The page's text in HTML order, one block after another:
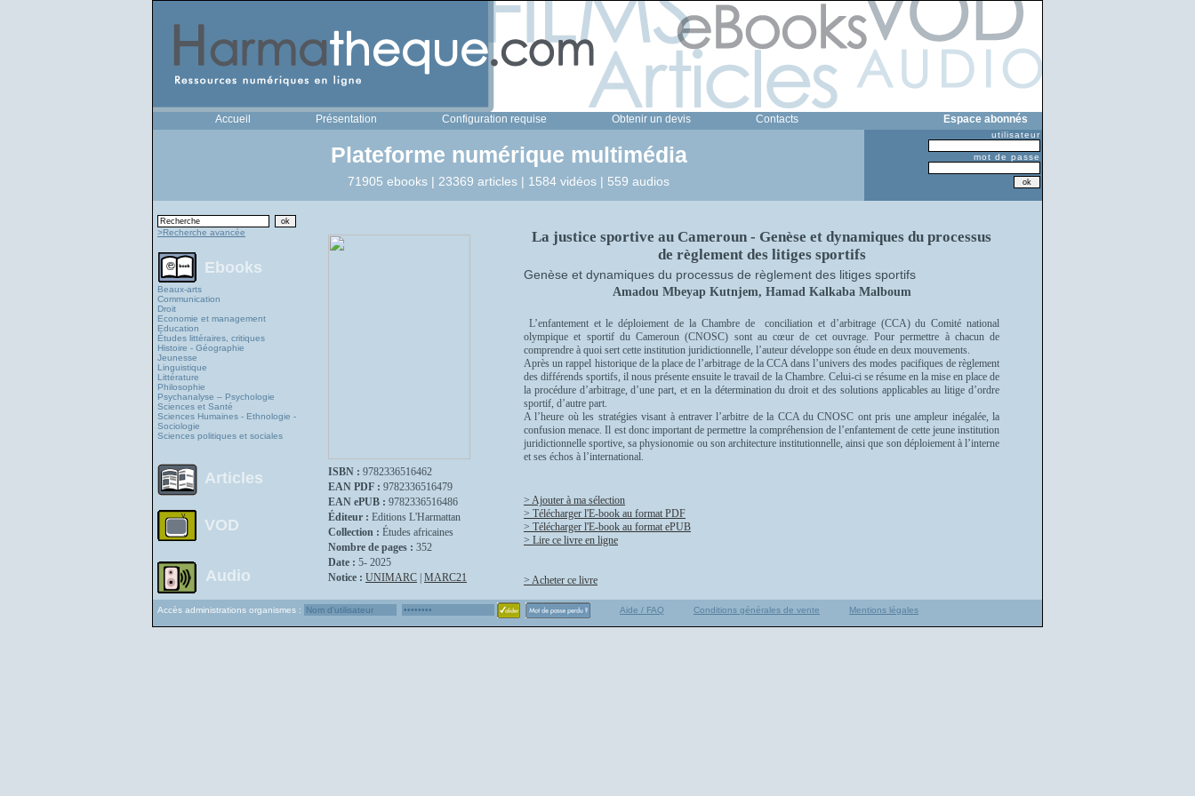
Accueil Présentation Configuration requise Obtenir un devis Contacts Espace abonnés
Plateforme numérique multimédia
71905 ebooks | 23369 articles | 1584 vidéos | 559 audios
utilisateur
mot de passe
>Recherche avancée
Ebooks
Beaux-arts
Communication
Droit
Economie et management
Education
Études littéraires, critiques
Histoire - Géographie
Jeunesse
Linguistique
Littérature
Philosophie
Psychanalyse – Psychologie
Sciences et Santé
Sciences Humaines - Ethnologie -
Sociologie
Sciences politiques et sociales
Articles
VOD
Audio
ISBN : 9782336516462
EAN PDF : 9782336516479
EAN ePUB : 9782336516486
Éditeur : Editions L'Harmattan
Collection : Études africaines
Nombre de pages : 352
Date : 5- 2025
Notice : UNIMARC MARC21
La justice sportive au Cameroun - Genèse et dynamiques du processus
de règlement des litiges sportifs
Genèse et dynamiques du processus de règlement des litiges sportifs
Amadou Mbeyap Kutnjem, Hamad Kalkaba Malboum
L’enfantement et le déploiement de la Chambre de conciliation et d’arbitrage (CCA) du Comité national
olympique et sportif du Cameroun (CNOSC) sont au cœur de cet ouvrage. Pour permettre à chacun de
comprendre à quoi sert cette institution juridictionnelle, l’auteur développe son étude en deux mouvements.
Après un rappel historique de la place de l’arbitrage de la CCA dans l’univers des modes pacifiques de règlement
des différends sportifs, il nous présente ensuite le travail de la Chambre. Celui-ci se résume en la mise en place de
la procédure d’arbitrage, d’une part, et en la détermination du droit et des solutions applicables au litige d’ordre
sportif, d’autre part.
A l’heure où les stratégies visant à entraver l’arbitre de la CCA du CNOSC ont pris une ampleur inégalée, la
confusion menace. Il est donc important de permettre la compréhension de l’enfantement de cette jeune institution
juridictionnelle sportive, sa physionomie ou son architecture institutionnelle, ainsi que son déploiement à l’interne
et ses échos à l’international.
> Ajouter à ma sélection
> Télécharger l'E-book au format PDF
> Télécharger l'E-book au format ePUB
> Lire ce livre en ligne
> Acheter ce livre
Accès administrations organismes : Aide / FAQ Conditions générales de vente Mentions légales